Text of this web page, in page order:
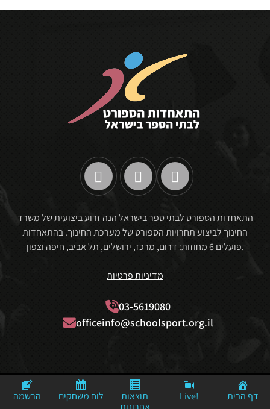
התאחדות הספורט לבתי ספר בישראל הנה זרוע ביצועית של משרד
החינוך לביצוע תחרויות הספורט של מערכת החינוך. בהתאחדות
פועלים 6 מחוזות: דרום, מרכז, ירושלים, תל אביב, חיפה וצפון.
מדיניות פרטיות
03-5619080
officeinfo@schoolsport.org.il
Website By: Mediaconcept© Powerd By: © MediaStudioהרשמה לוח משחקים
תוצאות
Live! דף הבית